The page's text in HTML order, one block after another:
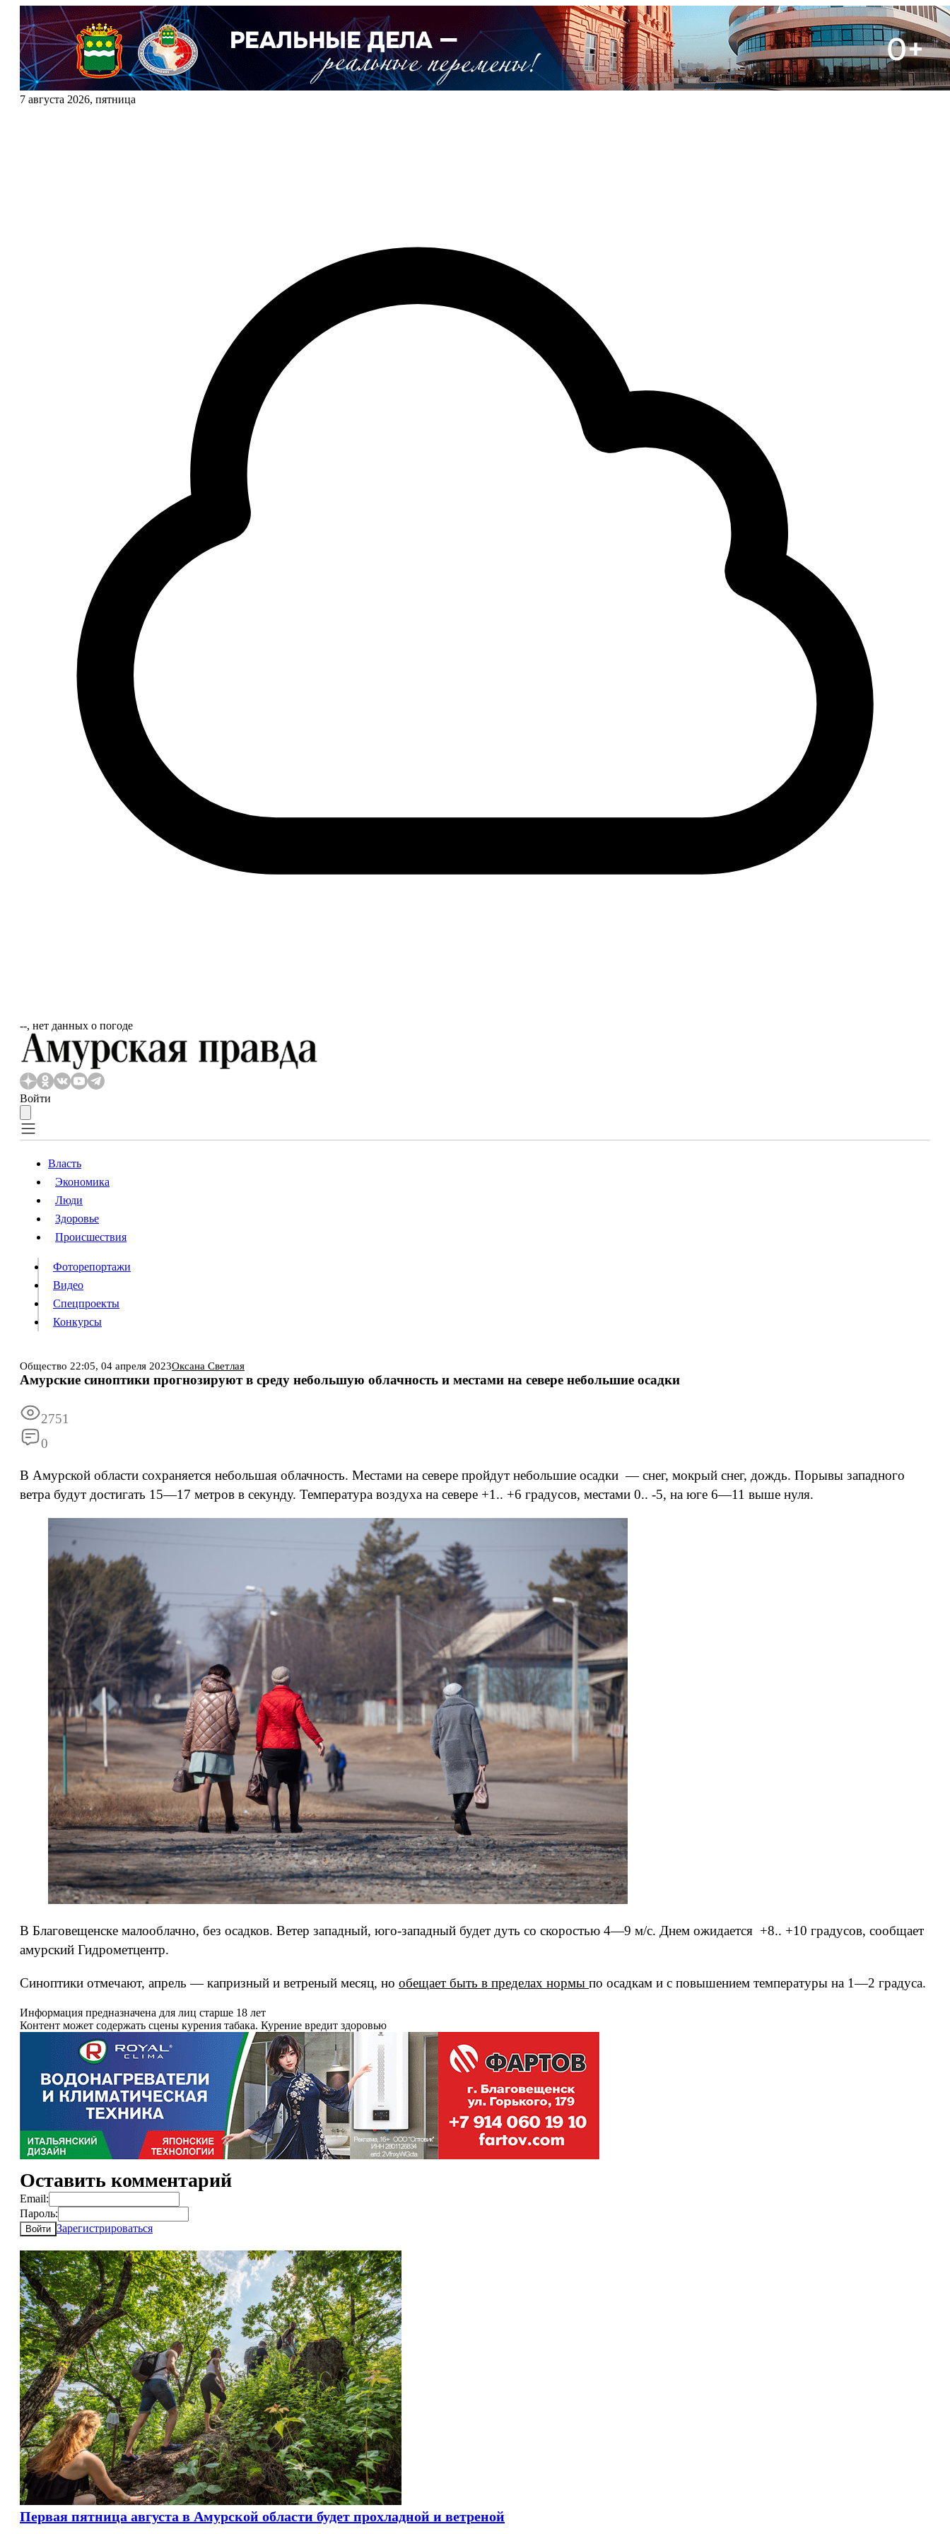
7 августа 2026, пятница
‐‐, нет данных о погоде
Войти
Власть
Происшествия
Видео
Конкурсы
Информация
Власть
Экономика
Люди
Здоровье
Происшествия
Фоторепортажи
Видео
Спецпроекты
Конкурсы
Общество 22:05, 04 апреля 2023Оксана Светлая
Амурские синоптики прогнозируют в среду небольшую облачность и местами на севере небольшие осадки
2751
0
В Амурской области сохраняется небольшая облачность. Местами на севере пройдут небольшие осадки — снег, мокрый снег, дождь. Порывы западного
ветра будут достигать 15—17 метров в секунду. Температура воздуха на севере +1.. +6 градусов, местами 0.. -5, на юге 6—11 выше нуля.
В Благовещенске малооблачно, без осадков. Ветер западный, юго-западный будет дуть со скоростью 4—9 м/с. Днем ожидается +8.. +10 градусов, сообщает
амурский Гидрометцентр.
Синоптики отмечают, апрель — капризный и ветреный месяц, но обещает быть в пределах нормы по осадкам и с повышением температуры на 1—2 градуса.
Информация предназначена для лиц старше 18 лет
Контент может содержать сцены курения табака. Курение вредит здоровью
Оставить комментарий
Email:
Пароль:
Войти Зарегистрироваться
Первая пятница августа в Амурской области будет прохладной и ветреной